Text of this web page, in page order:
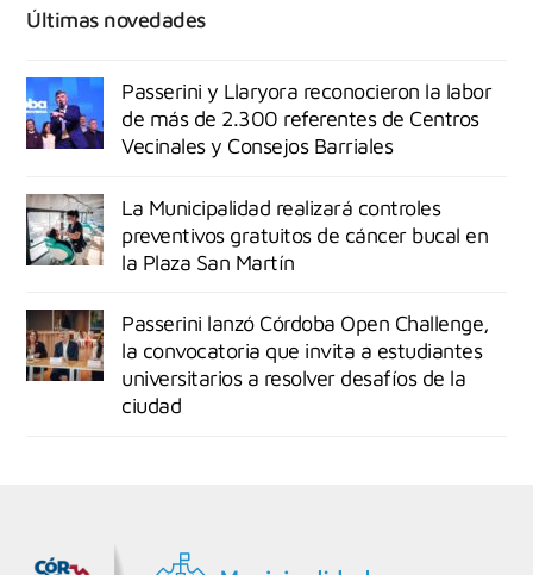
Últimas novedades
Passerini y Llaryora reconocieron la labor
de más de 2.300 referentes de Centros
Vecinales y Consejos Barriales
La Municipalidad realizará controles
preventivos gratuitos de cáncer bucal en
la Plaza San Martín
Passerini lanzó Córdoba Open Challenge,
la convocatoria que invita a estudiantes
universitarios a resolver desafíos de la
ciudad